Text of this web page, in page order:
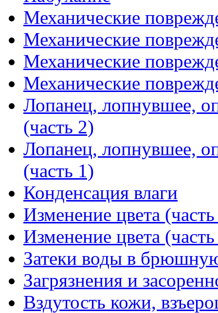
Механические
Механические
Механические
Механические
Лопанец, лопнувшее,
(часть 2)
Лопанец, лопнувшее,
(часть 1)
Конденсация влаги
Изменение цвета
Изменение цвета
Затеки воды в
Загрязнения и
Вздутость кожи,